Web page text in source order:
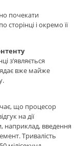
почекати
сторінці і окремо її
з’являється
вже майже
що процесор
на дії
наприклад, введення
Тривалість